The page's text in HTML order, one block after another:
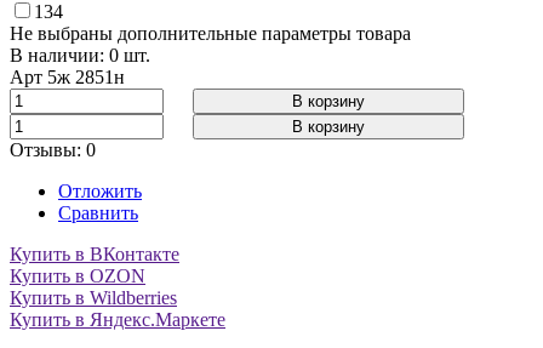
134
Не выбраны дополнительные параметры товара
В наличии: 0 шт.
Арт 5ж 2851н
В корзину
В корзину
Отзывы: 0
Отложить
Сравнить
Купить в ВКонтакте
Купить в OZON
Купить в Wildberries
Купить в Яндекс.Маркете